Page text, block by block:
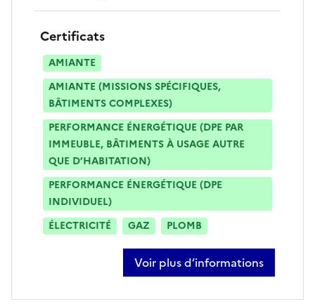
Certificats
AMIANTE
AMIANTE (MISSIONS SPÉCIFIQUES,
BÂTIMENTS COMPLEXES)
PERFORMANCE ÉNERGÉTIQUE (DPE PAR
IMMEUBLE, BÂTIMENTS À USAGE AUTRE
QUE D’HABITATION)
PERFORMANCE ÉNERGÉTIQUE (DPE
INDIVIDUEL)
ÉLECTRICITÉ
GAZ PLOMB
Voir plus d’informations
sur kevin irak